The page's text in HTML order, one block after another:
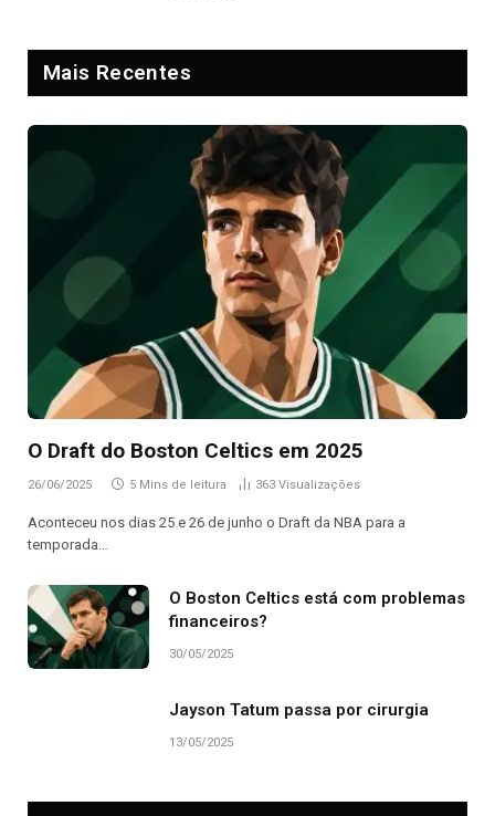
Mais Recentes
O Draft do Boston Celtics em 2025
26/06/2025 5 Mins de leitura 363 Visualizações
Aconteceu nos dias 25 e 26 de junho o Draft da NBA para a
temporada…
O Boston Celtics está com problemas
financeiros?
30/05/2025
Jayson Tatum passa por cirurgia
13/05/2025